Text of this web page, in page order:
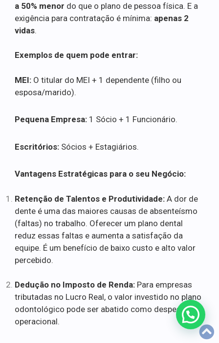
a 50% menor do que o plano de pessoa física. E a
exigência para contratação é mínima: apenas 2
vidas.
Exemplos de quem pode entrar:
MEI: O titular do MEI + 1 dependente (filho ou
esposa/marido).
Pequena Empresa: 1 Sócio + 1 Funcionário.
Escritórios: Sócios + Estagiários.
Vantagens Estratégicas para o seu Negócio:
Retenção de Talentos e Produtividade: A dor de
dente é uma das maiores causas de absenteísmo
(faltas) no trabalho. Oferecer um plano dental
reduz essas faltas e aumenta a satisfação da
equipe. É um benefício de baixo custo e alto valor
percebido.
Dedução no Imposto de Renda: Para empresas
tributadas no Lucro Real, o valor investido no plano
odontológico pode ser abatido como despesa
operacional.